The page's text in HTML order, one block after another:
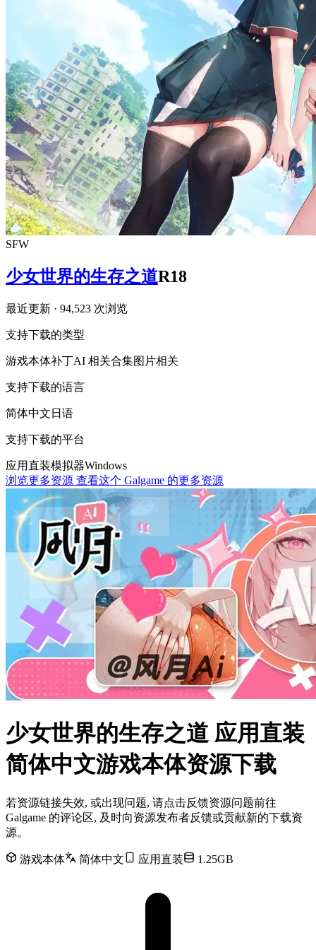
SFW
少女世界的生存之道R18
最近更新 · 94,523 次浏览
支持下载的类型
游戏本体补丁AI 相关合集图片相关
支持下载的语言
简体中文 日语
支持下载的平台
应用直装模拟器Windows
浏览更多资源 查看这个 Galgame 的更多资源
少女世界的生存之道 应用直装
简体中文游戏本体资源下载
若资源链接失效, 或出现问题, 请点击反馈资源问题前往
Galgame 的评论区, 及时向资源发布者反馈或贡献新的下载资
源。
游戏本体 简体中文 应用直装 1.25GB